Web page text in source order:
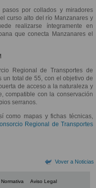
por collados y miradores
curso alto del río Manzanares y
realizarse íntegramente en
que conecta Manzanares el
Regional de Transportes de
un total de 55, con el objetivo de
de acceso a la naturaleza y
compatible con la conservación
serranos.
como mapas y fichas técnicas,
Regional de Transportes
Vover a Noticias
Normativa Aviso Legal